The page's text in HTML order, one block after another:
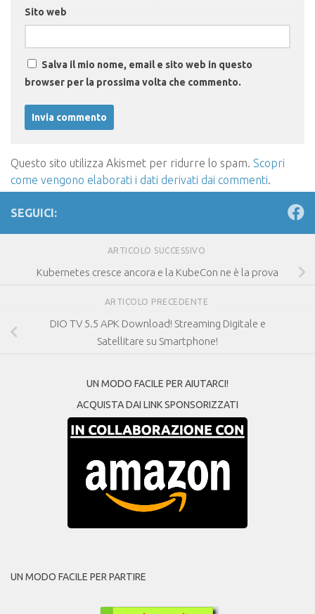
Sito web
Salva il mio nome, email e sito web in questo
browser per la prossima volta che commento.
Questo sito utilizza Akismet per ridurre lo spam. Scopri
come vengono elaborati i dati derivati dai commenti.
SEGUICI:
ARTICOLO SUCCESSIVO
Kubernetes cresce ancora e la KubeCon ne è la prova
ARTICOLO PRECEDENTE
DIO TV 5.5 APK Download! Streaming Digitale e
Satellitare su Smartphone!
UN MODO FACILE PER AIUTARCI!
ACQUISTA DAI LINK SPONSORIZZATI
UN MODO FACILE PER PARTIRE